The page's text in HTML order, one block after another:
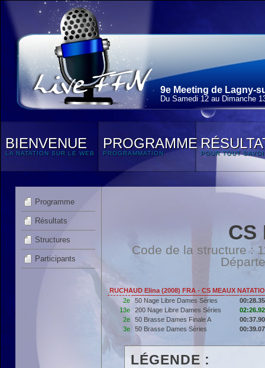
9e Meeting de Lagny-
Du Samedi 12 au Dimanche
BIENVENUE
LA NATATION SUR LE WEB
PROGRAMME
PROGRAMMATION POUR TOUT
Programme
Résultats
Structures
Participants
CS
Code de la structure :
RUCHAUD Elina (2008) FRA - CS MEAUX
2e
50 Nage Libre Dames Séries
00:28.35
13e
200 Nage Libre Dames Séries
02:26.92
2e
50 Brasse Dames Finale A
00:37.90
3e
50 Brasse Dames Séries 00:39.07
LÉGENDE :